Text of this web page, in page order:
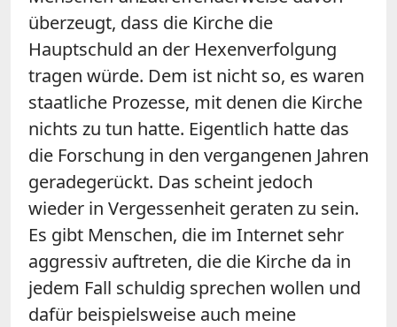
überzeugt, dass die Kirche die
Hauptschuld an der Hexenverfolgung
tragen würde. Dem ist nicht so, es waren
staatliche Prozesse, mit denen die Kirche
nichts zu tun hatte. Eigentlich hatte das
die Forschung in den vergangenen Jahren
geradegerückt. Das scheint jedoch
wieder in Vergessenheit geraten zu sein.
Es gibt Menschen, die im Internet sehr
aggressiv auftreten, die die Kirche da in
jedem Fall schuldig sprechen wollen und
dafür beispielsweise auch meine